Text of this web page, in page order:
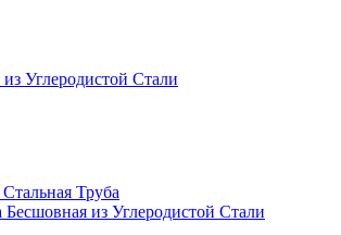
Углеродистой Стали
Труба
из Углеродистой Стали